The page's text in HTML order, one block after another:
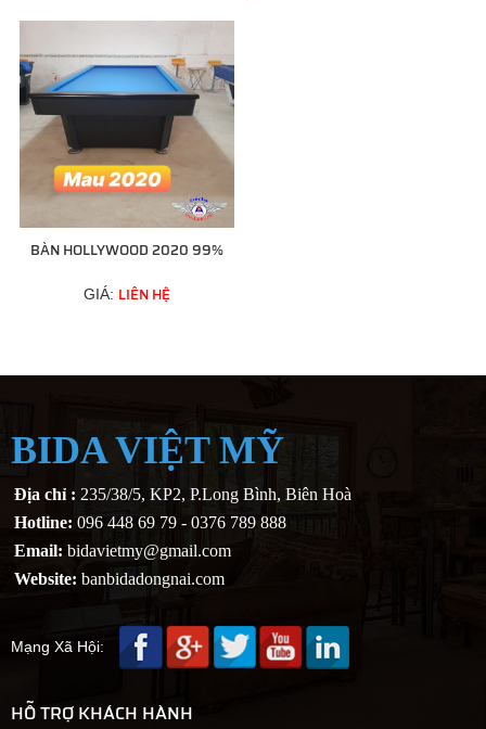
BÀN HOLLYWOOD 2020 99%
GIÁ: LIÊN HỆ
BIDA VIỆT MỸ
Địa chỉ : 235/38/5, KP2, P.Long Bình, Biên Hoà
Hotline: 096 448 69 79 - 0376 789 888
Email: bidavietmy@gmail.com
Website: banbidadongnai.com
Mạng Xã Hội:
HỖ TRỢ KHÁCH HÀNH